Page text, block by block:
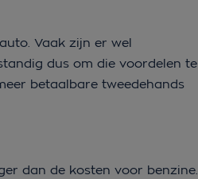
Vaak zijn er wel
dus om die voordelen te
betaalbare tweedehands
dan de kosten voor benzine.